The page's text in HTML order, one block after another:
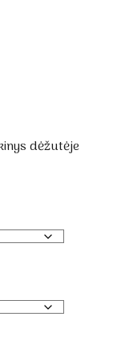
dėžutėje